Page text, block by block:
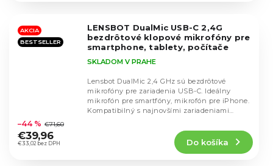
hviezdičiek.
AKCIA
BESTSELLER
LENSBOT DualMic USB-C 2,4G
bezdrôtové klopové mikrofóny pre
smartphone, tablety, počítače
hodnotenie
produktu
je
SKLADOM V PRAHE
€33,02 bez DPH
–44 % €71,60
€39,96
Do košíka
Lensbot DualMic 2,4 GHz sú bezdrôtové
mikrofóny pre zariadenia USB-C. Ideálny
mikrofón pre smartfóny, mikrofón pre iPhone.
Kompatibilný s najnovšími zariadeniami